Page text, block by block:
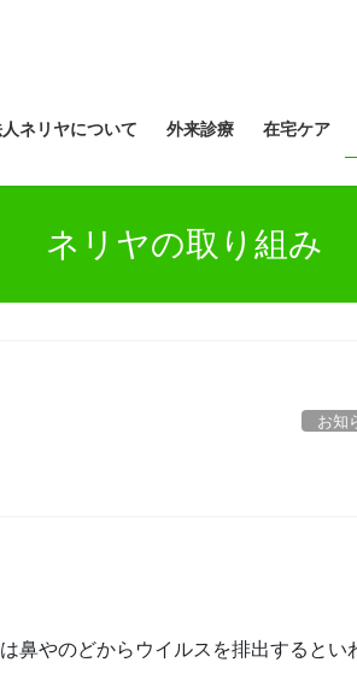
ネリヤについて 外来診療 在宅ケア
ネリヤの取り組み
お知
鼻やのどからウイルスを排出するとい